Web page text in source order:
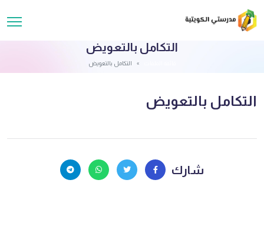
التكامل بالتعويض
التكامل بالتعويض
التكامل بالتعويض
شارك